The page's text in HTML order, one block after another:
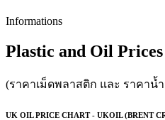
Informations
Plastic and Oil Prices
(ราคาเม็ดพลาสติก และ ราคาน้
UK OIL PRICE CHART - UKOIL (BRENT